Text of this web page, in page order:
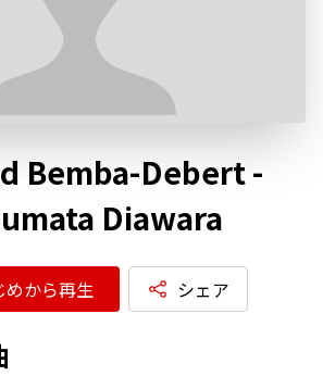
Bemba-Debert -
Diawara
めから再生 シェア